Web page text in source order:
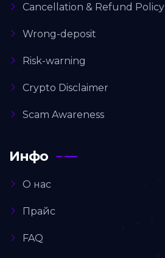
Cancellation & Refund Policy
Wrong-deposit
Risk-warning
Crypto Disclaimer
Scam Awareness
Инфо
О нас
Прайс
FAQ